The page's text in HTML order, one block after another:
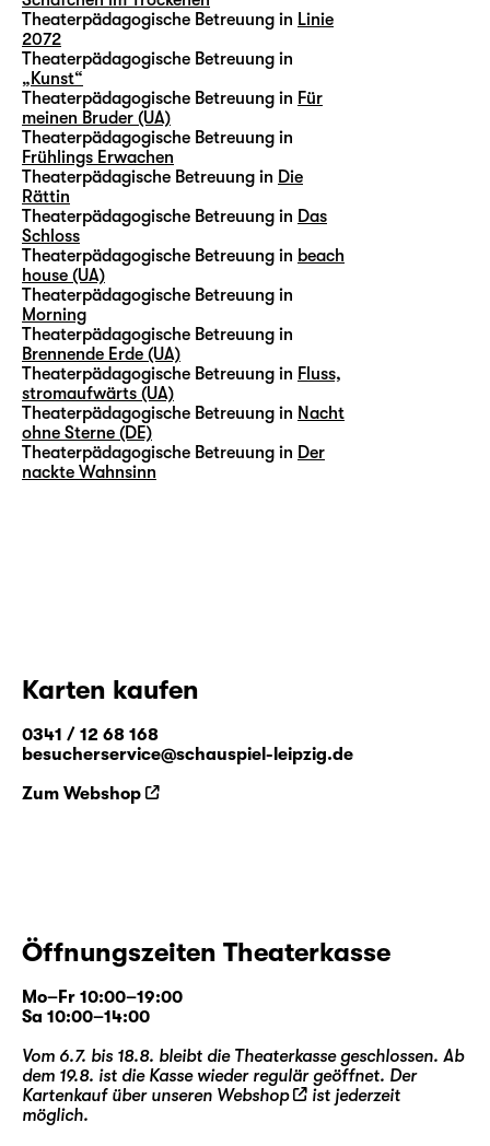
Theaterpädagogische Betreuung in Linie
2072
Theaterpädagogische Betreuung in
„Kunst“
Theaterpädagogische Betreuung in Für
meinen Bruder (UA)
Theaterpädagogische Betreuung in
Frühlings Erwachen
Theaterpädagische Betreuung in Die
Rättin
Theaterpädagogische Betreuung in Das
Schloss
Theaterpädagogische Betreuung in beach
house (UA)
Theaterpädagogische Betreuung in
Morning
Theaterpädagogische Betreuung in
Brennende Erde (UA)
Theaterpädagogische Betreuung in Fluss,
stromaufwärts (UA)
Theaterpädagogische Betreuung in Nacht
ohne Sterne (DE)
Theaterpädagogische Betreuung in Der
nackte Wahnsinn
Karten kaufen
0341 / 12 68 168
besucherservice@schauspiel-leipzig.de
Zum Webshop
Öffnungszeiten Theaterkasse
Mo–Fr 10:00–19:00
Sa 10:00–14:00
Vom 6.7. bis 18.8. bleibt die Theaterkasse geschlossen. Ab
dem 19.8. ist die Kasse wieder regulär geöffnet. Der
Kartenkauf über unseren Webshop
ist jederzeit
möglich.